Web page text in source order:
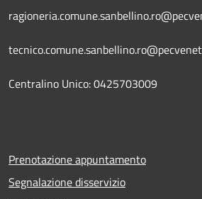
Centralino Unico: 0425703009
Prenotazione appuntamento
Segnalazione disservizio